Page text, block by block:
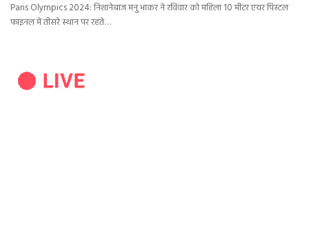
Paris Olympics 2024: निशानेबाज मनु भाकर ने रविवार को महिला 10 मीटर एयर पिस्टल
फाइनल में तीसरे स्थान पर रहते…